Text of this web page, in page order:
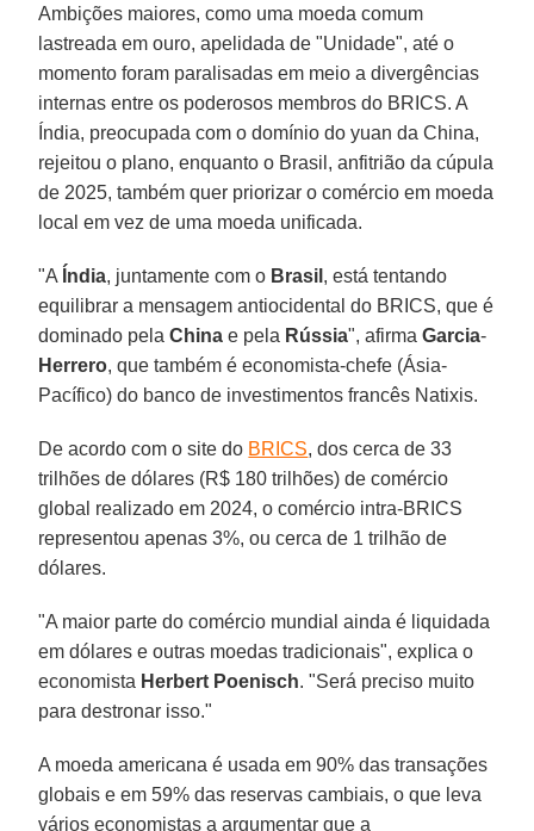
Ambições maiores, como uma moeda comum
lastreada em ouro, apelidada de "Unidade", até o
momento foram paralisadas em meio a divergências
internas entre os poderosos membros do BRICS. A
Índia, preocupada com o domínio do yuan da China,
rejeitou o plano, enquanto o Brasil, anfitrião da cúpula
de 2025, também quer priorizar o comércio em moeda
local em vez de uma moeda unificada.
"A Índia, juntamente com o Brasil , está tentando
equilibrar a mensagem antiocidental do BRICS, que é
dominado pelaChina e pela Rússia", afirmaGarcia-
Herrero, que também é economista-chefe (Ásia-
Pacífico) do banco de investimentos francês Natixis.
De acordo com o site do BRICS, dos cerca de 33
trilhões de dólares (R$ 180 trilhões) de comércio
global realizado em 2024, o comércio intra-BRICS
representou apenas 3%, ou cerca de 1 trilhão de
dólares.
"A maior parte do comércio mundial ainda é liquidada
em dólares e outras moedas tradicionais", explica o
economista Herbert Poenisch. "Será preciso muito
para destronar isso."
A moeda americana é usada em 90% das transações
globais e em 59% das reservas cambiais, o que leva
vários economistas a argumentar que a